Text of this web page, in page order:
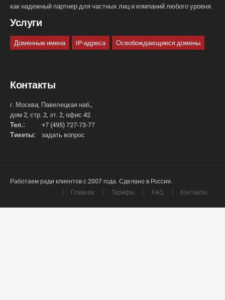
как надежный партнер для частных лиц и компаний любого уровня.
Услуги
Доменные имена IP-адреса Освобождающиеся домены
Контакты
г. Москва, Павелецкая наб.,
дом 2, стр. 2, эт. 2, офис 42
Тел.:
+7 (495) 727-73-77
Тикеты:
задать вопрос
Работаем ради клиентов с 2007 года. Сделано в России.
Главная
Тарифы FAQ Контакты